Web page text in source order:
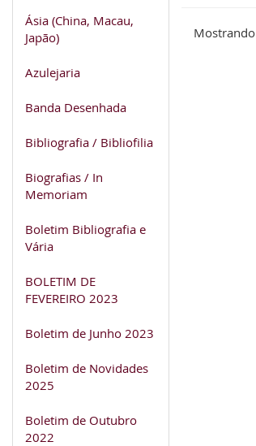
Ásia (China, Macau,
Japão)
Azulejaria
Banda Desenhada
Bibliografia / Bibliofilia
Biografias / In
Memoriam
Boletim Bibliografia e
Vária
BOLETIM DE
FEVEREIRO 2023
Boletim de Junho 2023
Boletim de Novidades
2025
Boletim de Outubro
2022
Mostrando